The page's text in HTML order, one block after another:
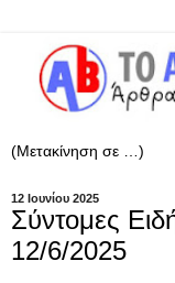
12 Ιουνίου 2025
Σύντομες
12/6/2025